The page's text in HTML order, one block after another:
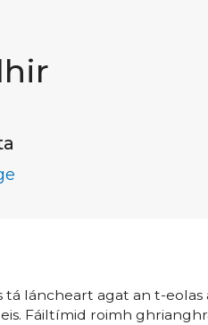
láncheart agat an t-eolas
Fáiltímid roimh